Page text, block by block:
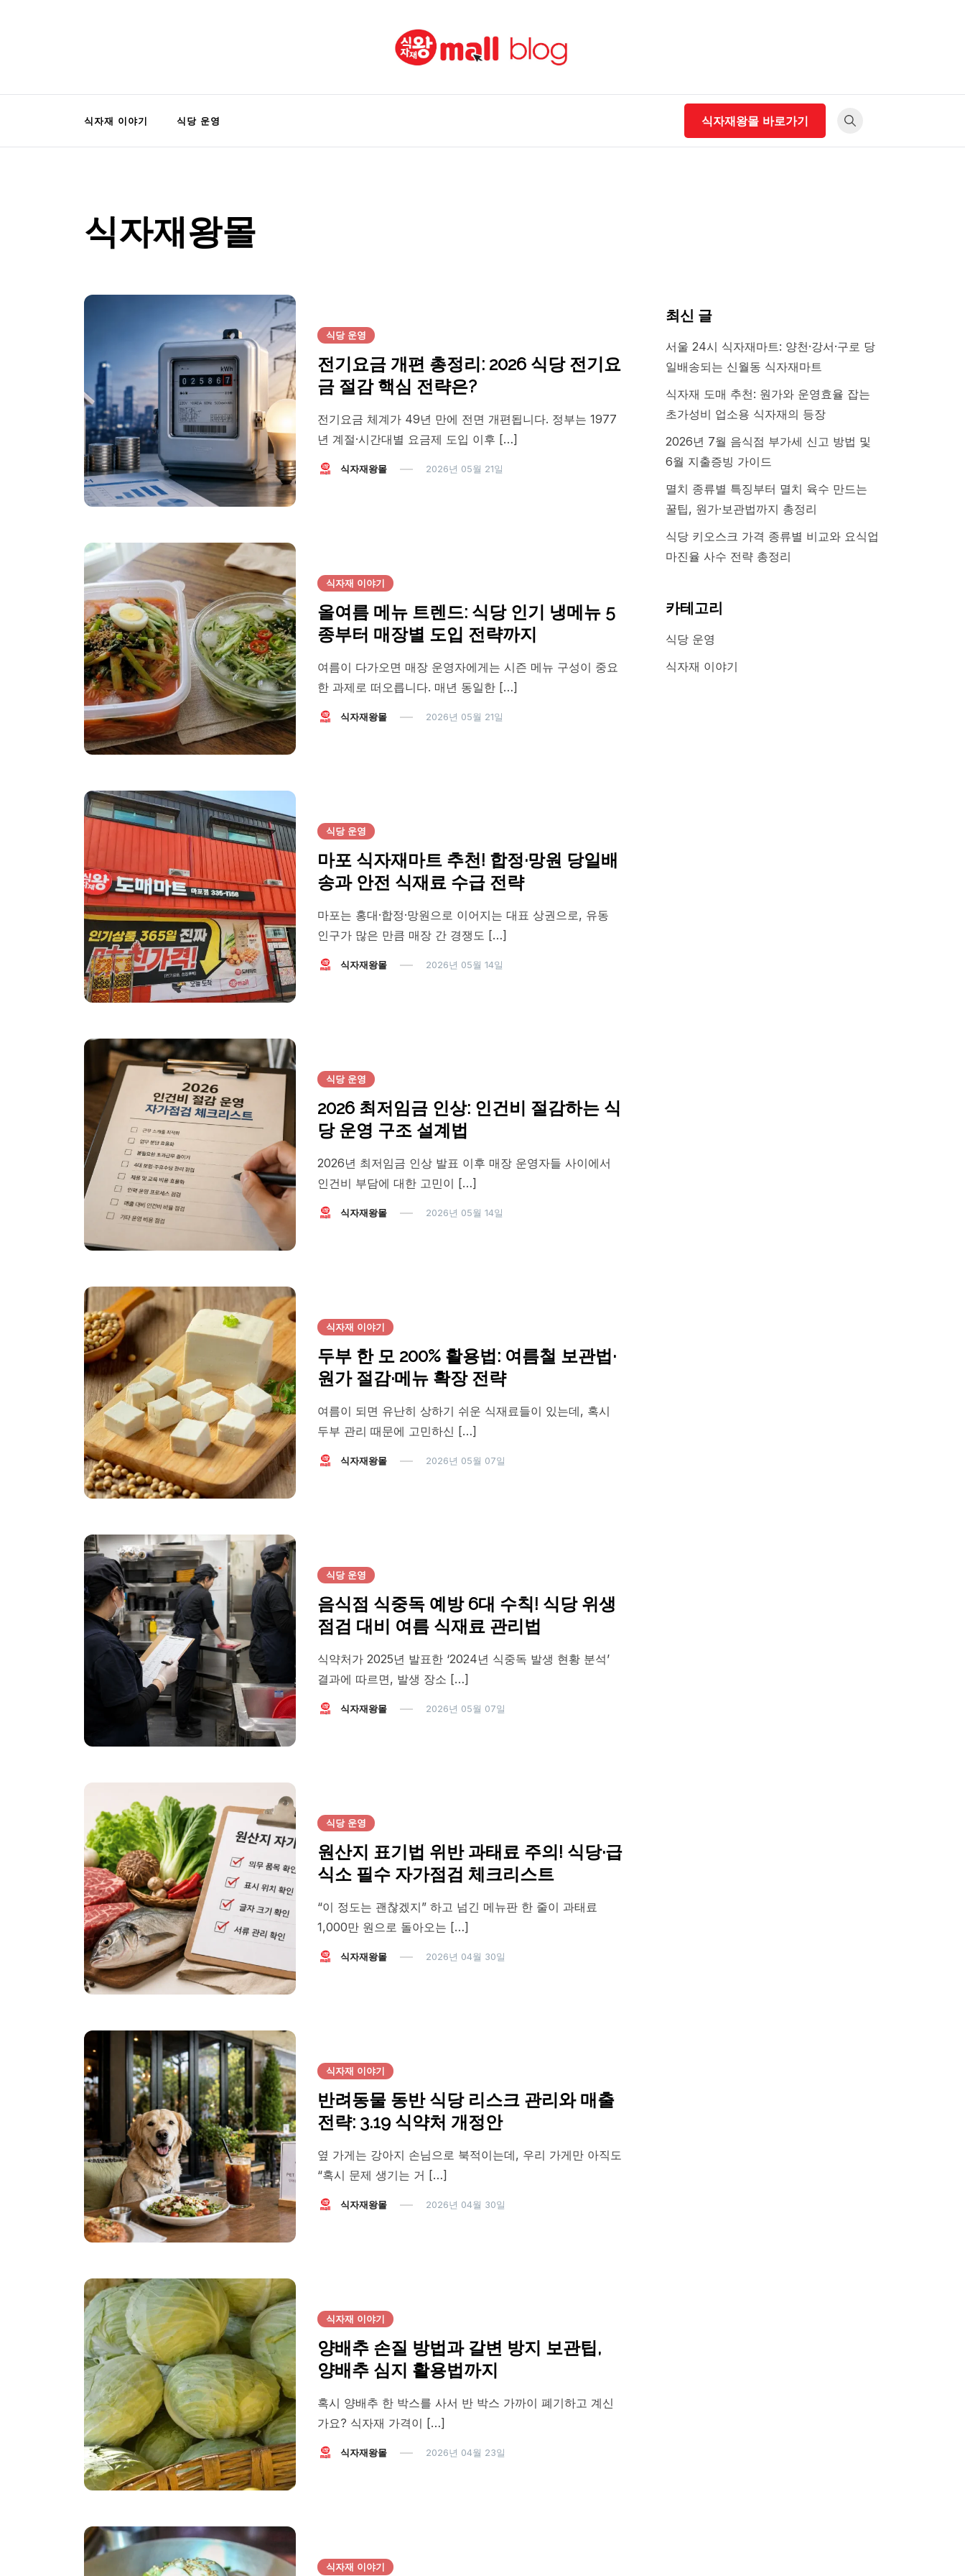
식자재왕몰 블로그
식자재 이야기 식당 운영 식자재왕몰 바로가기
식자재왕몰
식당 운영
전기요금 개편 총정리: 2026 식당 전기요
금 절감 핵심 전략은?
전기요금 체계가 49년 만에 전면 개편됩니다. 정부는 1977
년 계절·시간대별 요금제 도입 이후 […]
식자재왕몰 2026년 05월 21일
식자재 이야기
올여름 메뉴 트렌드: 식당 인기 냉메뉴 5
종부터 매장별 도입 전략까지
여름이 다가오면 매장 운영자에게는 시즌 메뉴 구성이 중요
한 과제로 떠오릅니다. 매년 동일한 […]
식자재왕몰 2026년 05월 21일
식당 운영
마포 식자재마트 추천! 합정·망원 당일배
송과 안전 식재료 수급 전략
마포는 홍대·합정·망원으로 이어지는 대표 상권으로, 유동
인구가 많은 만큼 매장 간 경쟁도 […]
식자재왕몰 2026년 05월 14일
식당 운영
2026 최저임금 인상: 인건비 절감하는 식
당 운영 구조 설계법
2026년 최저임금 인상 발표 이후 매장 운영자들 사이에서
인건비 부담에 대한 고민이 […]
식자재왕몰 2026년 05월 14일
식자재 이야기
두부 한 모 200% 활용법: 여름철 보관법·
원가 절감·메뉴 확장 전략
여름이 되면 유난히 상하기 쉬운 식재료들이 있는데, 혹시
두부 관리 때문에 고민하신 […]
식자재왕몰 2026년 05월 07일
식당 운영
음식점 식중독 예방 6대 수칙! 식당 위생
점검 대비 여름 식재료 관리법
식약처가 2025년 발표한 ‘2024년 식중독 발생 현황 분석’
결과에 따르면, 발생 장소 […]
식자재왕몰 2026년 05월 07일
식당 운영
원산지 표기법 위반 과태료 주의! 식당·급
식소 필수 자가점검 체크리스트
“이 정도는 괜찮겠지” 하고 넘긴 메뉴판 한 줄이 과태료
1,000만 원으로 돌아오는 […]
식자재왕몰 2026년 04월 30일
식자재 이야기
반려동물 동반 식당 리스크 관리와 매출
전략: 3.19 식약처 개정안
옆 가게는 강아지 손님으로 북적이는데, 우리 가게만 아직도
“혹시 문제 생기는 거 […]
식자재왕몰 2026년 04월 30일
식자재 이야기
양배추 손질 방법과 갈변 방지 보관팁,
양배추 심지 활용법까지
혹시 양배추 한 박스를 사서 반 박스 가까이 폐기하고 계신
가요? 식자재 가격이 […]
식자재왕몰 2026년 04월 23일
식자재 이야기
최신 글
서울 24시 식자재마트: 양천·강서·구로 당
일배송되는 신월동 식자재마트
식자재 도매 추천: 원가와 운영효율 잡는
초가성비 업소용 식자재의 등장
2026년 7월 음식점 부가세 신고 방법 및
6월 지출증빙 가이드
멸치 종류별 특징부터 멸치 육수 만드는
꿀팁, 원가·보관법까지 총정리
식당 키오스크 가격 종류별 비교와 요식업
마진율 사수 전략 총정리
카테고리
식당 운영
식자재 이야기